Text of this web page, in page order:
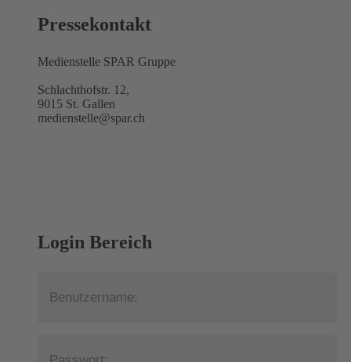
Pressekontakt
Medienstelle SPAR Gruppe
Schlachthofstr. 12,
9015 St. Gallen
medienstelle@spar.ch
Login Bereich